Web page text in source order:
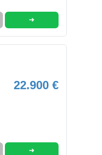
➜
22.900 €
➜